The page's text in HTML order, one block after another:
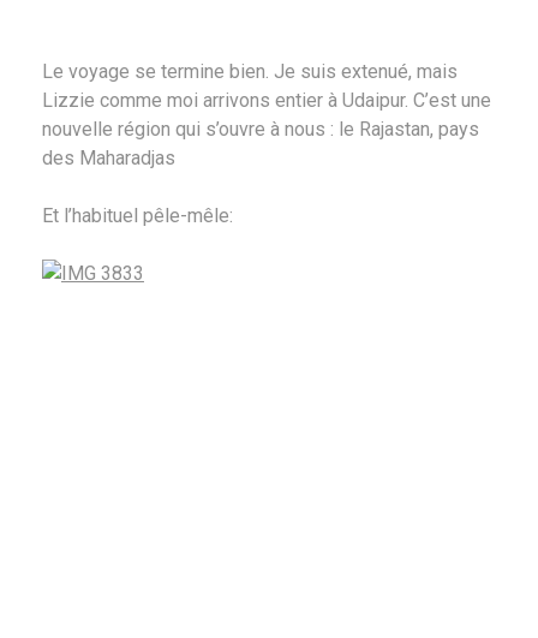
Le voyage se termine bien. Je suis extenué, mais
Lizzie comme moi arrivons entier à Udaipur. C’est une
nouvelle région qui s’ouvre à nous : le Rajastan, pays
des Maharadjas
Et l’habituel pêle-mêle: